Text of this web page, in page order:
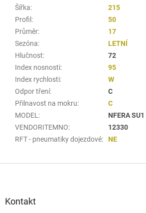
Šířka:
215
Profil :
50
Průměr:
17
Sezóna:
LETNÍ
Hlučnost:
72
Index nosnosti:
95
Index rychlosti:
W
Odpor tření:
C
Přilnavost na mokru:
C
MODEL :
NFERA SU1
VENDORITEMNO:
12330
RFT - pneumatiky dojezdové: NE
Kontakt